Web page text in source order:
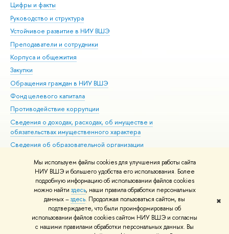
Мы используем файлы cookies для улучшения работы сайта
НИУ ВШЭ и большего удобства его использования. Более
подробную информацию об использовании файлов cookies
можно найти здесь, наши правила обработки персональных
данных –здесь. Продолжая пользоваться сайтом, вы
подтверждаете, что были проинформированы об
использовании файлов cookies сайтом НИУ ВШЭ и согласны
с нашими правилами обработки персональных данных. Вы
✖
Цифры и факты
Руководство и структура
Устойчивое развитие в НИУ ВШЭ
Преподаватели и сотрудники
Корпуса и общежития
Закупки
Обращения граждан в НИУ ВШЭ
Фонд целевого капитала
Противодействие коррупции
Сведения о доходах, расходах, об имуществе и
обязательствах имущественного характера
Сведения об образовательной организации
Людям с ограниченными возможностями здоровья
Единая платежная страница
Работа в Вышке
© НИУ ВШЭ 1993–2026 Адреса и контакты Условия использования
материалов Политика конфиденциальности Карта сайта